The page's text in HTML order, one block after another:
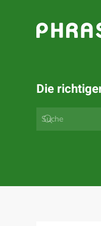
Zum Hauptinhalt
Die